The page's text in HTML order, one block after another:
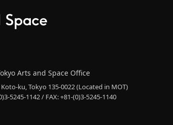
Arts and Space Office
ku, Tokyo 135-0022(Located in MOT)
5245-1142 / FAX: +81-(0)3-5245-1140